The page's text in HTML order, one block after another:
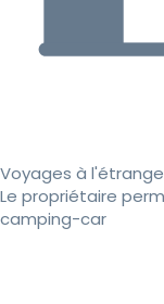
Voyages à
Le propriétaire
camping-car